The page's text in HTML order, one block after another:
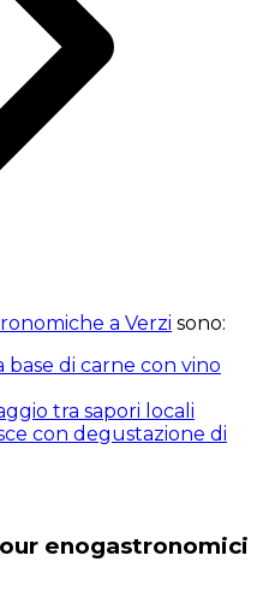
a Verzi sono:
di carne con vino
tra sapori locali
con degustazione di
enogastronomici